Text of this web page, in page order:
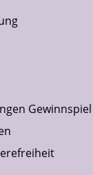
Gewinnspiel